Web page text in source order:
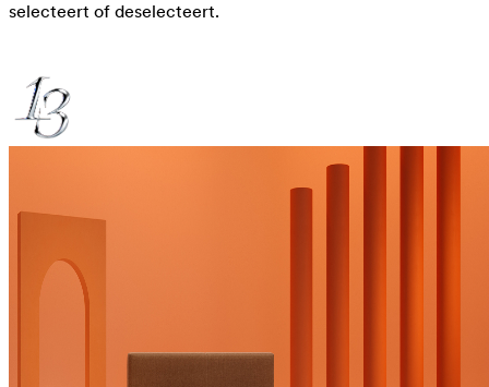
selecteert of deselecteert.